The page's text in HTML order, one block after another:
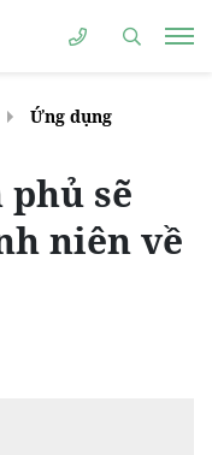
Ứng dụng
sẽ
niên về